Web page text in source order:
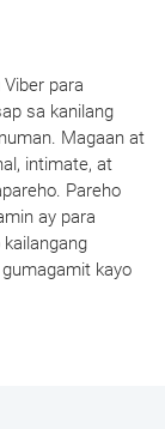
para
sa kanilang
Magaan at
intimate, at
Pareho
ay para
kayo